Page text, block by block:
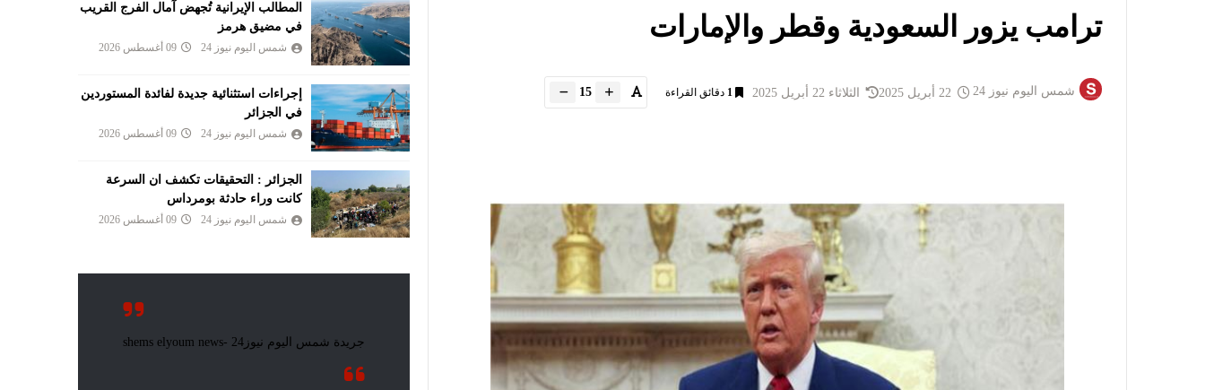
ترامب يزور السعودية وقطر والإمارات
شمس اليوم نيوز 24 الثلاثاء 22 أبريل 2025 1 دقائق القراءة 15
المطالب الإيرانية تُجهض آمال الفرج القريب
في مضيق هرمز
شمس اليوم نيوز 24 09 أغسطس 2026
إجراءات استثنائية جديدة لفائدة المستوردين
في الجزائر
شمس اليوم نيوز 24 09 أغسطس 2026
الجزائر : التحقيقات تكشف ان السرعة
كانت وراء حادثة بومرداس
شمس اليوم نيوز 24 09 أغسطس 2026